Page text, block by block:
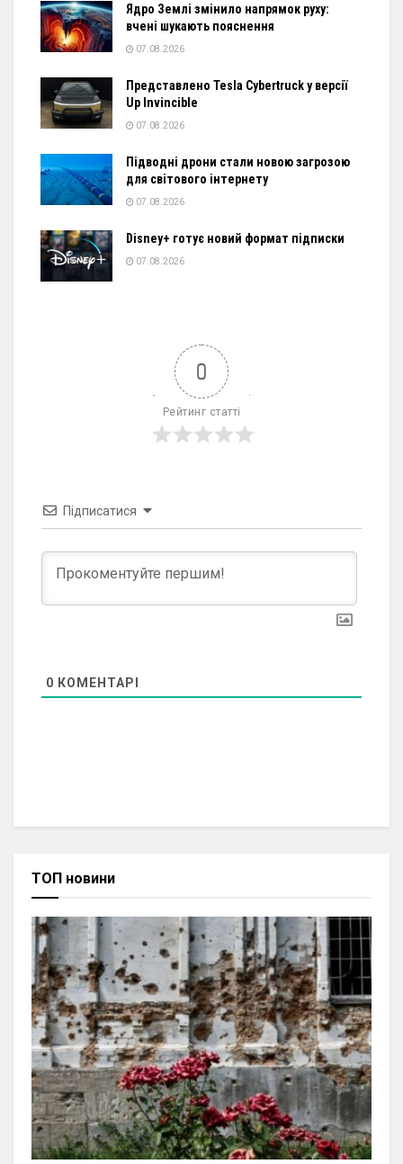
Ядро Землі змінило напрямок руху:
вчені шукають пояснення
07.08.2026
Представлено Tesla Cybertruck у версії
Up Invincible
07.08.2026
Підводні дрони стали новою загрозою
для світового інтернету
07.08.2026
Disney+ готує новий формат підписки
07.08.2026
0
Рейтинг статті
Підписатися
0 КОМЕНТАРІ
ТОП новини